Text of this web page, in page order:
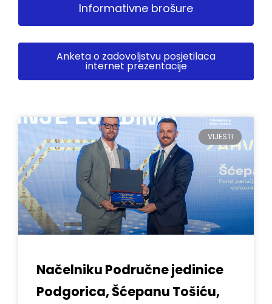
Informativne brošure
Anketa o zadovoljstvu posjetilaca
internet prezentacije
VIJESTI
Načelniku Područne jedinice
Podgorica, Šćepanu Tošiću,